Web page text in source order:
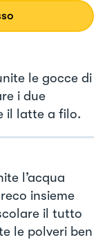
le gocce di
i due
il latte a filo.
l’acqua
insieme
il tutto
le polveri ben